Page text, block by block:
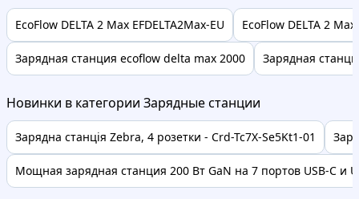
EcoFlow DELTA 2 Max EFDELTA2Max-EU EcoFlow DELTA 2 Max
Зарядная станция ecoflow delta max 2000 Зарядная
Новинки в категории Зарядные станции
Зарядна станція Zebra, 4 розетки - Crd-Tc7X-Se5Kt1-01
Мощная зарядная станция 200 Вт GaN на 7 портов USB-C и